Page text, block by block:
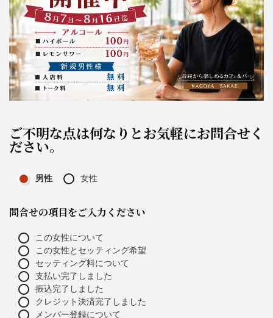
ご不明な点は何なりとお気軽にお問合せく
ださい。
男性 女性
問合せの項目をご入力ください
この女性について
この女性とセッティング希望
セッティング料について
支払い完了しました
振込完了しました
クレジット決済完了しました
メンバー登録について